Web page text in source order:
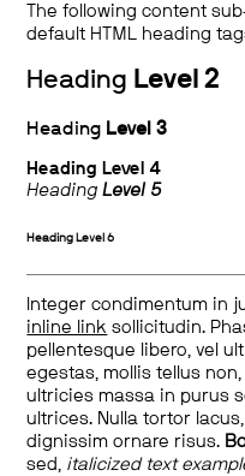
The following content
default HTML heading
Heading Level 2
Heading Level 3
Heading Level 4
HeadingLevel 5
Heading Level 6
Integer condimentum in
inline link sollicitudin.
pellentesque libero, vel
egestas, mollis tellus
ultricies massa in purus
ultrices. Nulla tortor
dignissim ornare risus.
sed, italicized text